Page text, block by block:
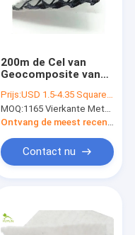
200m de Cel van
Geocomposite van
met Geotextile de
Versterking van het
Tunnelproject
Prijs:USD 1.5-4.35 Square Meter
MOQ:1165 Vierkante Meters
Ontvang de meest recente Prijs
Contact nu